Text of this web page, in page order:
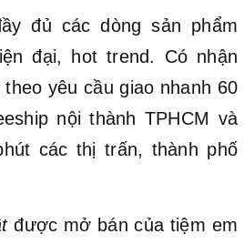
đủ các dòng sản phẩm
đại, hot trend. Có nhận
yêu cầu giao nhanh 60
nội thành TPHCM và
các thị trấn, thành phố
được mở bán của tiệm em